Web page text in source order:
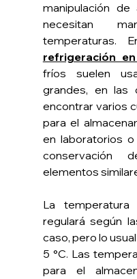
manipulación
necesitan
temperaturas.
refrigeración
fríos suelen
grandes, en las
encontrar varios
para el
en laboratorios
conservación
elementos
La
regulará según
caso, pero lo
5 °C. Las
para el